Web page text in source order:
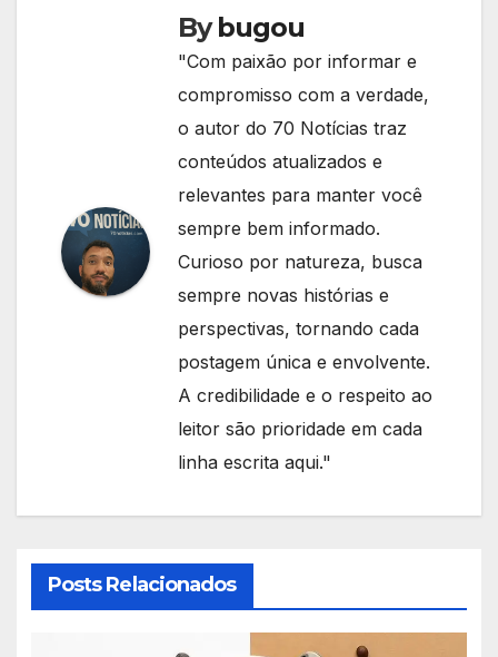
Bybugou
"Com paixão por informar e
compromisso com a verdade,
o autor do 70 Notícias traz
conteúdos atualizados e
relevantes para manter você
sempre bem informado.
Curioso por natureza, busca
sempre novas histórias e
perspectivas, tornando cada
postagem única e envolvente.
A credibilidade e o respeito ao
leitor são prioridade em cada
linha escrita aqui."
Posts Relacionados